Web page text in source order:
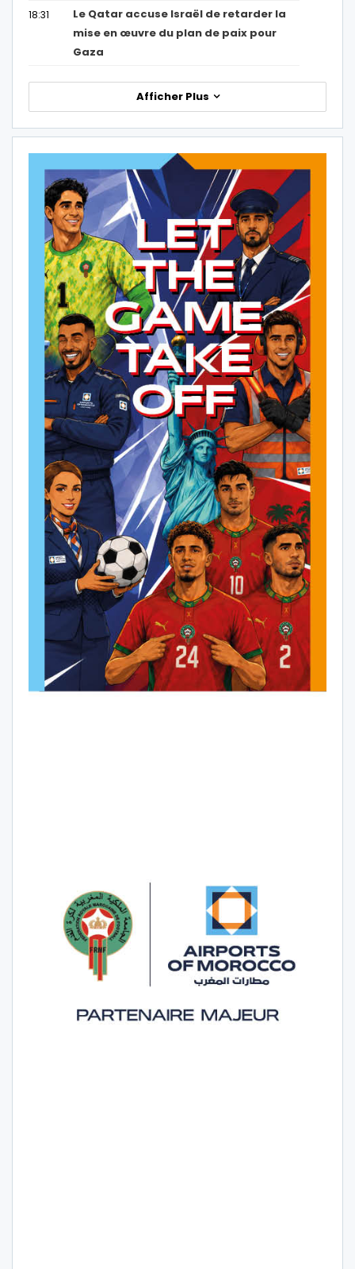
18:31
Le Qatar accuse Israël de retarder la
mise en œuvre du plan de paix pour
Gaza
Afficher Plus